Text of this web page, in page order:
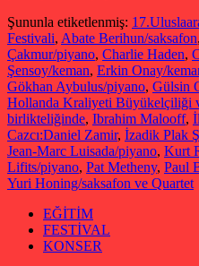
Şununla etiketlenmiş:
Festivali, Abate Berihun/saksafon,
Çakmur/piyano, Charlie Haden,
Şensoy/keman, Erkin Onay/
Gökhan Aybulus/piyano, Gülsin
Hollanda Kraliyeti Büyükelçiliği
birlikteliğinde, Ibrahim Malooff,
Cazcı:Daniel Zamir, İzadik Plak
Jean-Marc Luisada/piyano, Kurt
Lifits/piyano, Pat Metheny, Paul
Yuri Honing/saksafon ve Quartet
EĞİTİM
FESTİVAL
KONSER